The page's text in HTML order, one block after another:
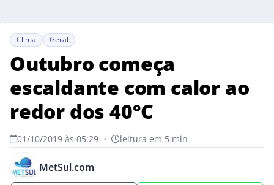
Clima Geral
Outubro começa
escaldante com calor ao
redor dos 40°C
01/10/2019 às 05:29 • leitura em 5 min
MetSul.com